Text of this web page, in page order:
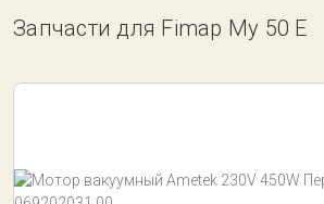
Запчасти для Fimap My 50 E